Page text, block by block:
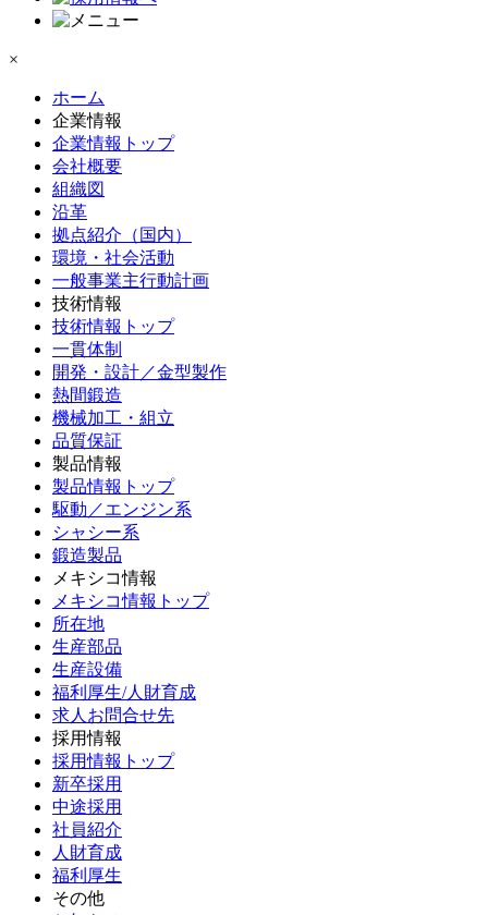
×
ホーム
企業情報
企業情報トップ
会社概要
組織図
沿革
拠点紹介（国内）
環境・社会活動
一般事業主行動計画
技術情報
技術情報トップ
一貫体制
開発・設計／金型製作
熱間鍛造
機械加工・組立
品質保証
製品情報
製品情報トップ
駆動／エンジン系
シャシー系
鍛造製品
メキシコ情報
メキシコ情報トップ
所在地
生産部品
生産設備
福利厚生/人財育成
求人お問合せ先
採用情報
採用情報トップ
新卒採用
中途採用
社員紹介
人財育成
福利厚生
その他